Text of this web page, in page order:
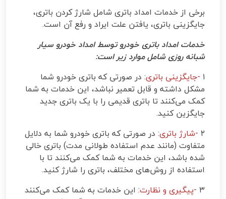
برخی از خدمات امداد باتری شامل شارژ کردن باتری،
جایگزینی باتری، یافتن علت ایراد و رفع آن است.
خدمات امداد باتری خودرو توسط امداد خودرو سیار
شبانه روزی شامل موارد زیر است:
۱ -جایگزینی باتری: در صورتی که باتری خودرو شما
مشکل داشته و قابل تعمیر نباشد، این خدمات به شما
کمک می‌کنند تا باتری قدیمی را با یک باتری جدید
جایگزین کنید.
۲ -شارژ باتری: در صورتی که باتری خودرو شما به دلایل
متفاوت (مانند عدم استفاده طولانی مدت) باتری خالی
شده باشد، این خدمات به شما کمک می‌کنند تا با
استفاده از روش‌های مختلف، باتری را شارژ کنید.
۳ -پیگیری و نظارت: این خدمات به شما کمک می‌کنند